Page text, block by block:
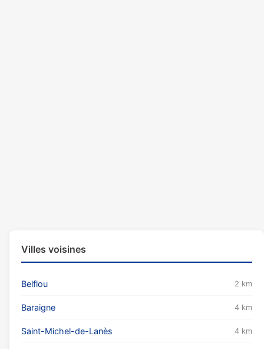
Villes voisines
Belflou 2 km
Baraigne 4 km
Saint-Michel-de-Lanès 4 km